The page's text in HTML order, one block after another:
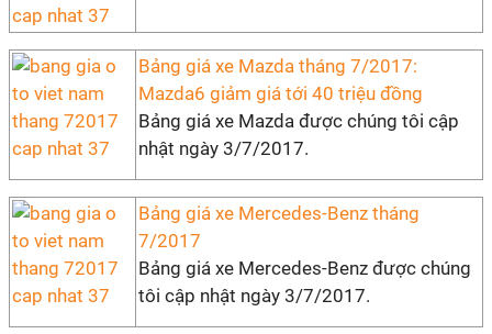
Bảng giá xe Mazda tháng 7/2017:
Mazda6 giảm giá tới 40 triệu đồng
Bảng giá xe Mazda được chúng tôi cập
nhật ngày 3/7/2017.
Bảng giá xe Mercedes-Benz tháng
7/2017
Bảng giá xe Mercedes-Benz được chúng
tôi cập nhật ngày 3/7/2017.